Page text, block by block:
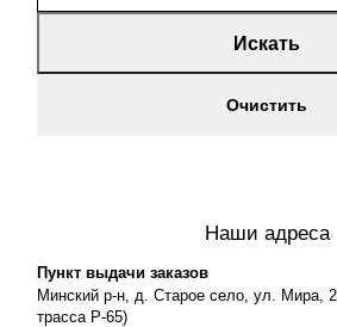
Искать
Очистить
Наши адреса
Пункт выдачи заказов
Минский р-н, д. Старое село, ул. Мира,
трасса P-65)